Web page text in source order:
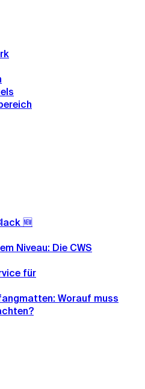
🆕
Niveau: Die CWS
für
Worauf muss